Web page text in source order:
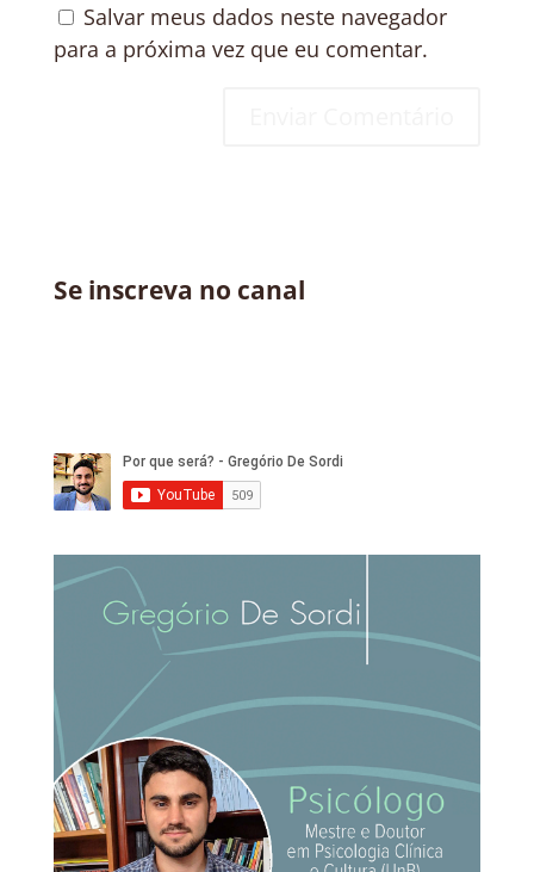
Salvar meus dados neste navegador
para a próxima vez que eu comentar.
Se inscreva no canal